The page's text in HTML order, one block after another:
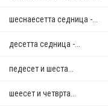
шеснаесетта седница -...
десетта седница -...
педесет и шеста...
шеесет и четврта...